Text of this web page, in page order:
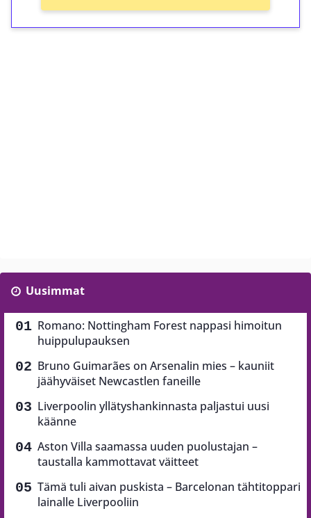
Uusimmat
Romano: Nottingham Forest nappasi himoitun
huippulupauksen
Bruno Guimarães on Arsenalin mies – kauniit
jäähyväiset Newcastlen faneille
Liverpoolin yllätyshankinnasta paljastui uusi
käänne
Aston Villa saamassa uuden puolustajan –
taustalla kammottavat väitteet
Tämä tuli aivan puskista – Barcelonan tähtitoppari
lainalle Liverpooliin